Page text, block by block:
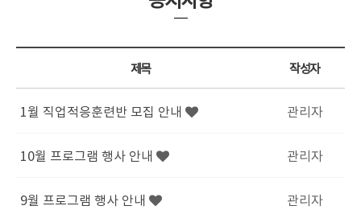
제목 작성자
1월 직업적응훈련반 모집 안내 관리자
10월 프로그램 행사 안내 관리자
9월 프로그램 행사 안내 관리자